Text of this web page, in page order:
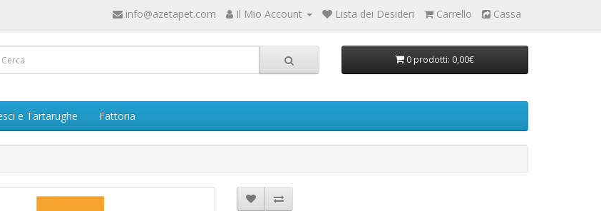
info@azetapet.com Il Mio Account Lista dei Desideri Carrello Cassa
0 prodotti: 0,00€
e Tartarughe Fattoria